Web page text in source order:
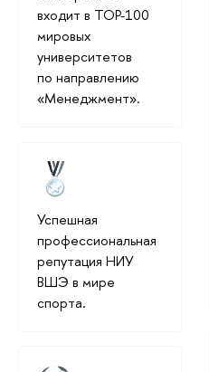
входит в ТОР-100
мировых
университетов
по направлению
«Менеджмент».
Успешная
профессиональная
репутация НИУ
ВШЭ в мире
спорта.